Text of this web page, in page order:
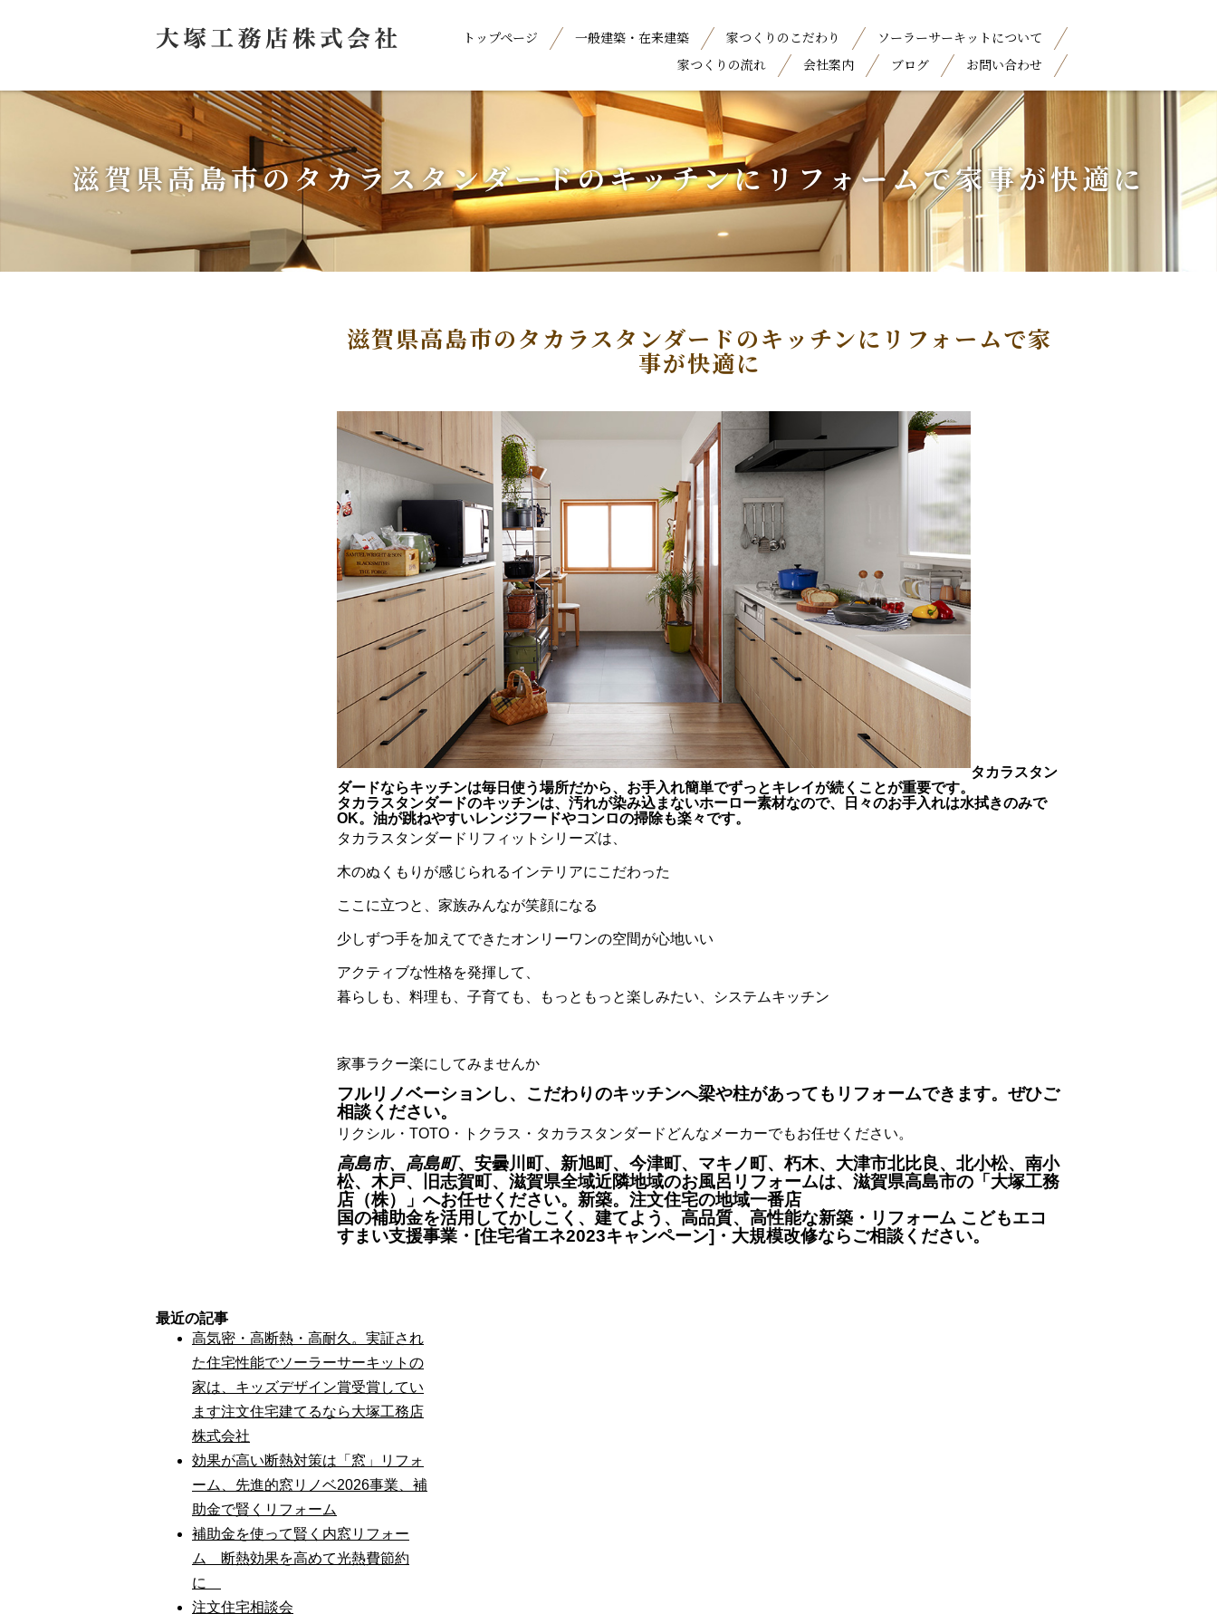
トップページ 一般建築・在来建築 家つくりのこだわり
ソーラーサーキットについて
家つくりの流れ
会社案内 ブログ お問い合わせ
滋賀県高島市のタカラスタンダードのキッチンにリフォームで家事が快適に
滋賀県高島市のタカラスタンダードのキッチンにリフォームで家
事が快適に
タカラスタン
ダードならキッチンは毎日使う場所だから、お手入れ簡単でずっとキレイが続くことが重要です。
タカラスタンダードのキッチンは、汚れが染み込まないホーロー素材なので、日々のお手入れは水拭きのみで
OK。油が跳ねやすいレンジフードやコンロの掃除も楽々です。
タカラスタンダードリフィットシリーズは、
木のぬくもりが感じられるインテリアにこだわった
ここに立つと、家族みんなが笑顔になる
少しずつ手を加えてできたオンリーワンの空間が心地いい
アクティブな性格を発揮して、
暮らしも、料理も、子育ても、もっともっと楽しみたい、システムキッチン
家事ラクー楽にしてみませんか
フルリノベーションし、こだわりのキッチンへ梁や柱があってもリフォームできます。ぜひご
相談ください。
リクシル・TOTO・トクラス・タカラスタンダードどんなメーカーでもお任せください。
高島市、高島町、安曇川町、新旭町、今津町、マキノ町、朽木、大津市北比良、北小松、南小
松、木戸、旧志賀町、滋賀県全域近隣地域のお風呂リフォームは、滋賀県高島市の「大塚工務
店（株）」へお任せください。新築。注文住宅の地域一番店
国の補助金を活用してかしこく、建てよう、高品質、高性能な新築・リフォーム こどもエコ
すまい支援事業・[住宅省エネ2023キャンペーン]・大規模改修ならご相談ください。
最近の記事
高気密・高断熱・高耐久。実証され
た住宅性能でソーラーサーキットの
家は、キッズデザイン賞受賞してい
ます注文住宅建てるなら大塚工務店
株式会社
効果が高い断熱対策は「窓」リフォ
ーム、先進的窓リノベ2026事業、補
助金で賢くリフォーム
補助金を使って賢く内窓リフォー
ム 断熱効果を高めて光熱費節約
に
注文住宅相談会